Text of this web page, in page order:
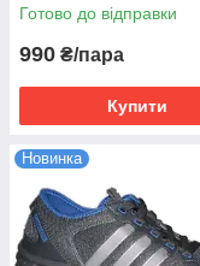
Готово до відправки
990 ₴/пара
Купити
Новинка